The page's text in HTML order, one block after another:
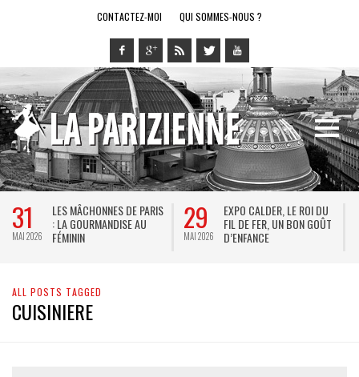
CONTACTEZ-MOI QUI SOMMES-NOUS ?
DE PARIS
AU
29
MAI 2026
EXPO CALDER, LE ROI DU
FIL DE FER, UN BON GOÛT
28
MAI 2026
LE RING DE
SPECTACLE EN
ALL POSTS TAGGED
CUISINIERE